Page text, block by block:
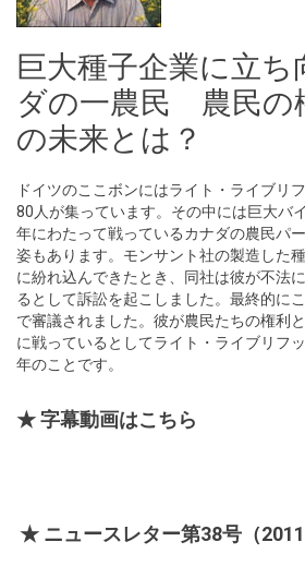
巨大種子企業に立ち
ダの一農民 農民の
の未来とは？
ドイツのここボンにはライト・ライブリ
80人が集っています。その中には巨大バ
年にわたって戦っているカナダの農民パ
姿もあります。モンサント社の製造した
に紛れ込んできたとき、同社は彼が不法
るとして訴訟を起こしました。最終的に
で審議されました。彼が農民たちの権利
に戦っているとしてライト・ライブリフ
年のことです。
★ 字幕動画はこちら
★ ニュースレター第38号（